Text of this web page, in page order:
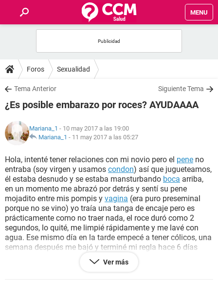
MENU
FOROS
SALUD
FAMILIA
NUTRICIÓN
BIENESTAR
SEXUALIDAD
GLOSARIO
Foros Sexualidad
Tema Anterior Siguiente Tema
¿Es posible embarazo por roces? AYUDAAAA
Mariana_1 - 10 may 2017 a las 19:00
Mariana_1 - 11 may 2017 a las 05:27
Hola, intenté tener relaciones con mi novio pero el pene no
entraba (soy virgen y usamos condon) así que jugueteamos,
él estaba desnudo y se estaba mansturbando boca arriba,
en un momento me abrazó por detrás y sentí su pene
mojadito entre mis pompis y vagina (era puro preseminal
porque no se vino) yo traía una tanga de encaje pero es
prácticamente como no traer nada, el roce duró como 2
segundos, lo quité, me limpié rápidamente y me lavé con
agua. Ese mismo día en la tarde empecé a tener cólicos, una
semana después me bajó y terminé mi regla hace 6 días
(prácticamente tiene aprox 2 semana el jugueteo) pero he
dolores de cabeza
Ver más